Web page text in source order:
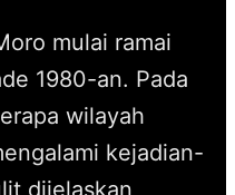
mulai ramai
1980-an. Pada
wilayah
kejadian-
dijelaskan